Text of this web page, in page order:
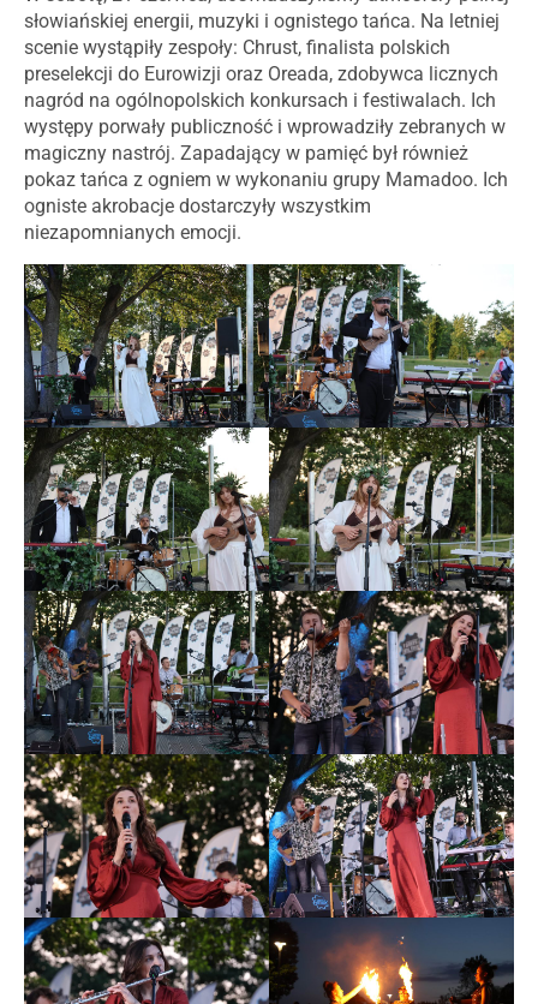
słowiańskiej energii, muzyki i ognistego tańca. Na letniej
scenie wystąpiły zespoły: Chrust, finalista polskich
preselekcji do Eurowizji oraz Oreada, zdobywca licznych
nagród na ogólnopolskich konkursach i festiwalach. Ich
występy porwały publiczność i wprowadziły zebranych w
magiczny nastrój. Zapadający w pamięć był również
pokaz tańca z ogniem w wykonaniu grupy Mamadoo. Ich
ogniste akrobacje dostarczyły wszystkim
niezapomnianych emocji.